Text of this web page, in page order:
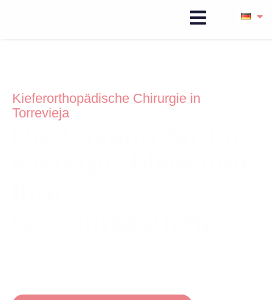
Kieferorthopädische Chirurgie in
Torrevieja